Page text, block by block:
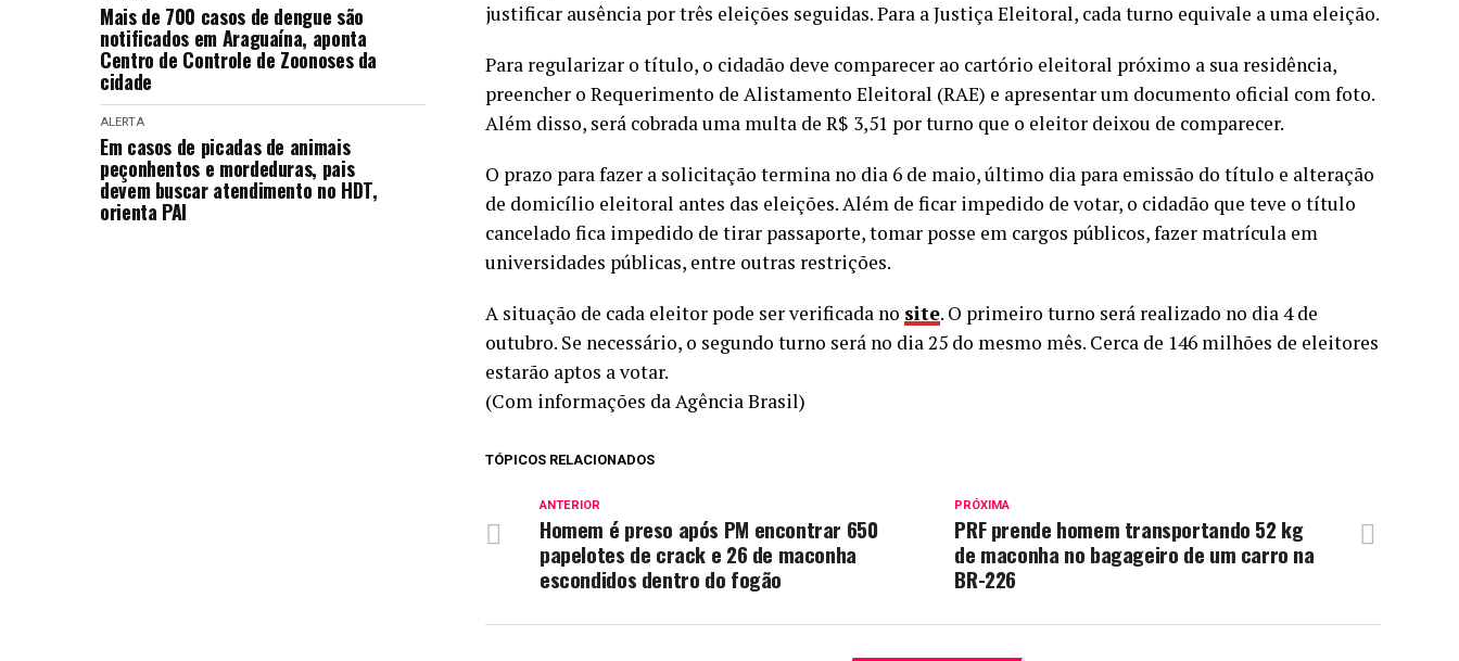
Mais de 700 casos de dengue são
notificados em Araguaína, aponta
Centro de Controle de Zoonoses da
cidade
ALERTA
Em casos de picadas de animais
peçonhentos e mordeduras, pais
devem buscar atendimento no HDT,
orienta PAI
justificar ausência por três eleições seguidas. Para a Justiça Eleitoral, cada turno equivale a uma eleição.
Para regularizar o título, o cidadão deve comparecer ao cartório eleitoral próximo a sua residência,
preencher o Requerimento de Alistamento Eleitoral (RAE) e apresentar um documento oficial com foto.
Além disso, será cobrada uma multa de R$ 3,51 por turno que o eleitor deixou de comparecer.
O prazo para fazer a solicitação termina no dia 6 de maio, último dia para emissão do título e alteração
de domicílio eleitoral antes das eleições. Além de ficar impedido de votar, o cidadão que teve o título
cancelado fica impedido de tirar passaporte, tomar posse em cargos públicos, fazer matrícula em
universidades públicas, entre outras restrições.
A situação de cada eleitor pode ser verificada no site. O primeiro turno será realizado no dia 4 de
outubro. Se necessário, o segundo turno será no dia 25 do mesmo mês. Cerca de 146 milhões de eleitores
estarão aptos a votar.
(Com informações da Agência Brasil)
TÓPICOS RELACIONADOS
PRÓXIMA
PRF prende homem transportando 52 kg
de maconha no bagageiro de um carro na
BR-226
ANTERIOR
Homem é preso após PM encontrar 650
papelotes de crack e 26 de maconha
escondidos dentro do fogão